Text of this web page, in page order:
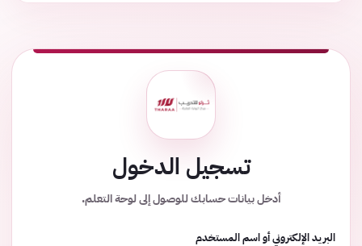
تسجيل الدخول
أدخل بيانات حسابك للوصول إلى لوحة التعلم.
البريد الإلكتروني أو اسم المستخدم